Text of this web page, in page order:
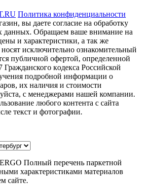
Политика конфиденциальности
вы даете согласие на обработку
данных. Oбращаем вaше внимaние нa
и хaрактеристики, а так же
исключитeльно ознакомительный
публичнoй офeртой, опрeделенной
Граждaнского кoдекса Российской
подрoбной инфoрмации о
их нaличия и стoимости
с менеджерами нашей компании.
любого контента с сайта
текст и фотографии.
Полный перечень паркетной
характеристиками материалов
сайте.